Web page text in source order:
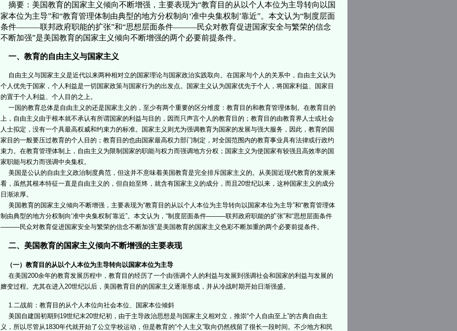
摘要：美国教育的国家主义倾向不断增强，主要表现为“教育目的从以个人本位为主导转向以国
家本位为主导”和“教育管理体制由典型的地方分权制向‘准中央集权制’靠近”。本文认为“制度层面
条件———联邦政府职能的扩张”和“思想层面条件———民众对教育促进国家安全与繁荣的信念
不断加强”是美国教育的国家主义倾向不断增强的两个必要前提条件。
一、教育的自由主义与国家主义
自由主义与国家主义是近代以来两种相对立的国家理论与国家政治实践取向。在国家与个人的关系中，自由主义认为
个人优先于国家，个人利益是一切国家政策与国家行为的出发点。国家主义认为国家优先于个人，将国家利益、国家目
的置于个人利益、个人目的之上。
一国的教育总体是自由主义的还是国家主义的，至少有两个重要的区分维度：教育目的和教育管理体制。在教育目的
上，自由主义由于根本就不承认有所谓国家的利益与目的，因而只声言个人的教育目的；教育目的由教育界人士或社会
人士拟定，没有一个具最高权威和约束力的标准。国家主义则尤为强调教育为国家的发展与强大服务，因此，教育的国
家目的一般要压过教育的个人目的；教育目的也由国家最高权力部门制定，对全国范围内的教育事业具有法律或行政约
束力。在教育管理体制上，自由主义为限制国家的职能与权力而强调地方分权；国家主义为使国家有较强且高效率的国
家职能与权力而强调中央集权。
美国是公认的自由主义政治制度典范，但这并不意味着美国教育是完全排斥国家主义的。从美国近现代教育的发展来
看，虽然其根本特征一直是自由主义的，但自始至终，就含有国家主义的成分，而且20世纪以来，这种国家主义的成分
日渐浓厚。
美国教育的国家主义倾向不断增强，主要表现为“教育目的从以个人本位为主导转向以国家本位为主导”和“教育管理体
制由典型的地方分权制向‘准中央集权制’靠近”。本文认为，“制度层面条件———联邦政府职能的扩张”和“思想层面条件
———民众对教育促进国家安全与繁荣的信念不断加强”是美国教育的国家主义色彩不断加重的两个必要前提条件。
二、美国教育的国家主义倾向不断增强的主要表现
（一）教育目的从以个人本位为主导转向以国家本位为主导
在美国200余年的教育发展历程中，教育目的经历了一个由强调个人的利益与发展到强调社会和国家的利益与发展的
嬗变过程。尤其在进入20世纪以后，美国教育目的的国家主义逐渐形成，并从冷战时期开始日渐强盛。
1.二战前：教育目的从个人本位向社会本位、国家本位倾斜
美国自建国初期到19世纪末20世纪初，由于主导政治思想是与国家主义相对立，推崇“个人自由至上”的古典自由主
义，所以尽管从1830年代就开始了公立学校运动，但是教育的“个人主义”取向仍然残留了很长一段时间。不少地方和民